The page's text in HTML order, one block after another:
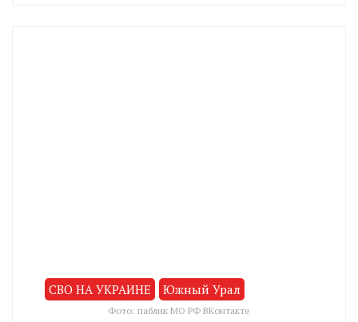
Фото: паблик МО РФ ВКонтакте
СВО НА УКРАИНЕ Южный Урал